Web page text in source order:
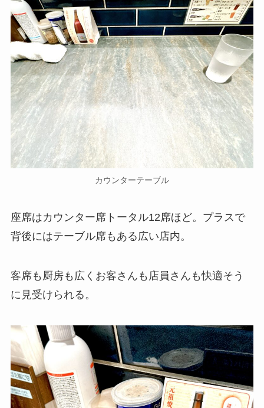
カウンターテーブル
座席はカウンター席トータル12席ほど。プラスで
背後にはテーブル席もある広い店内。
客席も厨房も広くお客さんも店員さんも快適そう
に見受けられる。